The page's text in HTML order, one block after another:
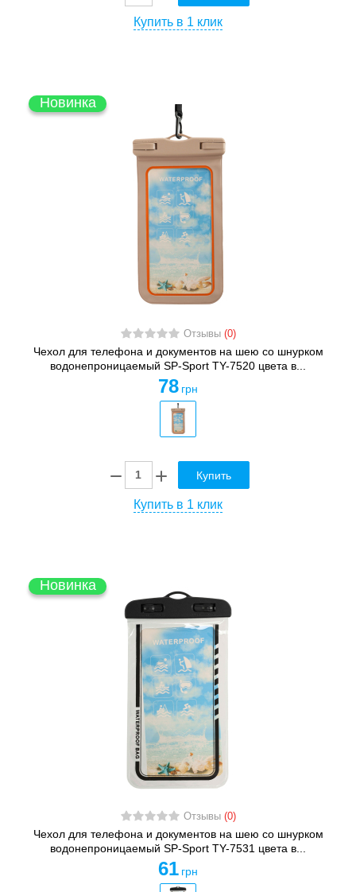
Купить в 1 клик
Новинка
Отзывы (0)
Чехол для телефона и документов на шею со шнурком
водонепроницаемый SP-Sport TY-7520 цвета в...
78 грн
Купить
Купить в 1 клик
Новинка
Отзывы (0)
Чехол для телефона и документов на шею со шнурком
водонепроницаемый SP-Sport TY-7531 цвета в...
61 грн